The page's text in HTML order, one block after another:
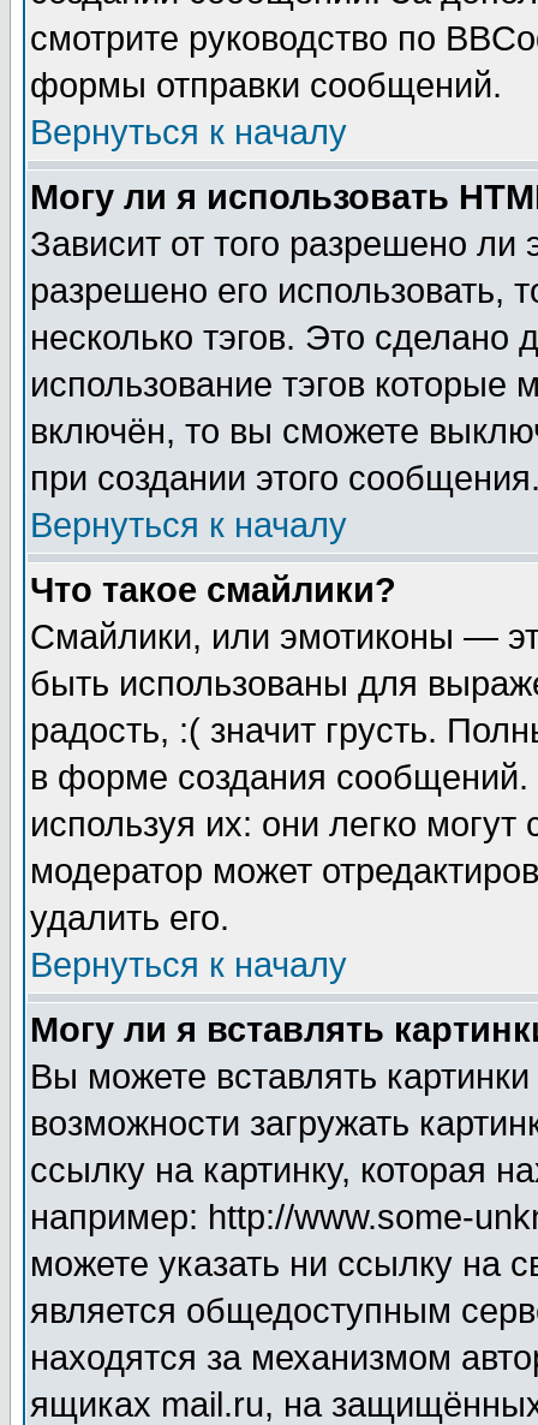
смотрите руководство по
формы отправки сообщений.
Вернуться к началу
Могу ли я использовать
Зависит от того разрешено
разрешено его использовать,
несколько тэгов. Это сделано
использование тэгов
включён, то вы сможете
при создании этого
Вернуться к началу
Что такое смайлики?
Смайлики, или эмотиконы —
быть использованы для
радость, :( значит грусть.
в форме создания сообщений.
используя их: они легко
модератор может
удалить его.
Вернуться к началу
Могу ли я вставлять
Вы можете вставлять
возможности загружать
ссылку на картинку, которая
например: http://www.some-
можете указать ни ссылку на
является общедоступным
находятся за механизмом
ящиках mail.ru, на